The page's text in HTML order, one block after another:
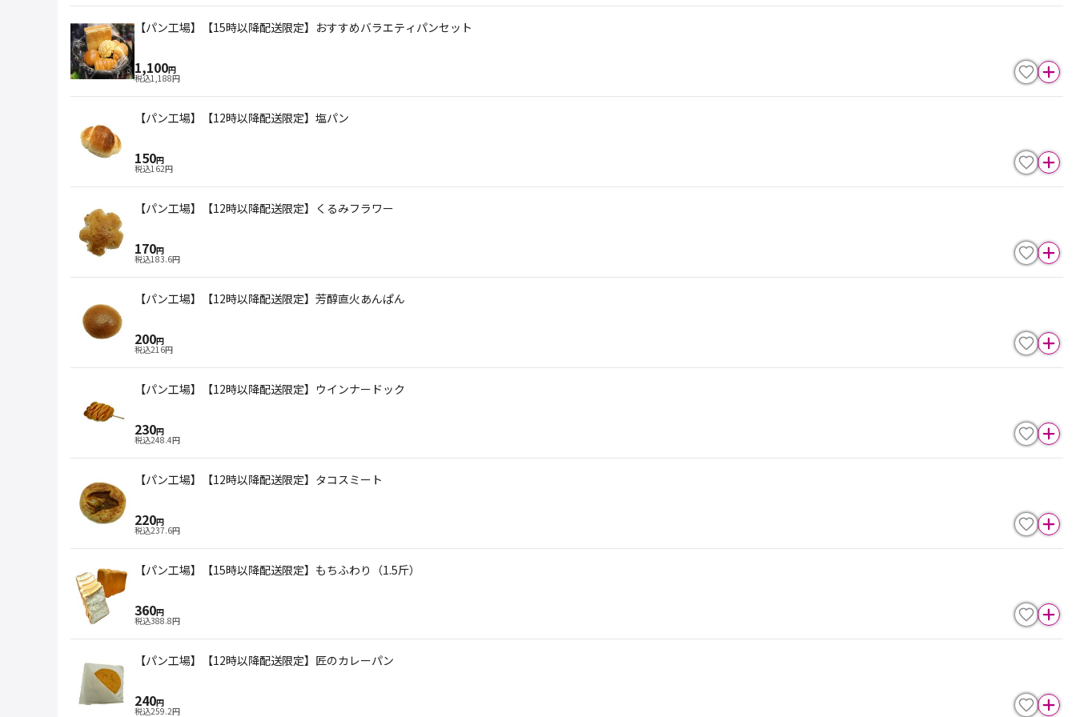
【パン工場】【15時以降配送限定】おすすめバラエティパンセット
1,100円
税込1,188円
【パン工場】【12時以降配送限定】塩パン
150円
税込162円
【パン工場】【12時以降配送限定】くるみフラワー
170円
税込183.6円
【パン工場】【12時以降配送限定】芳醇直火あんぱん
200円
税込216円
【パン工場】【12時以降配送限定】ウインナードック
230円
税込248.4円
【パン工場】【12時以降配送限定】タコスミート
220円
税込237.6円
【パン工場】【15時以降配送限定】もちふわり（1.5斤）
360円
税込388.8円
【パン工場】【12時以降配送限定】匠のカレーパン
240円
税込259.2円